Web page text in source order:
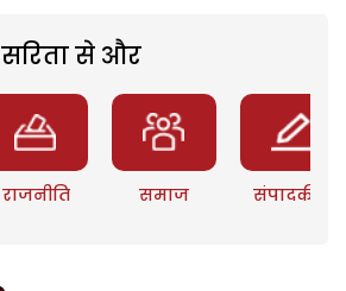
सरिता से और
राजनीति समाज संपादकीय